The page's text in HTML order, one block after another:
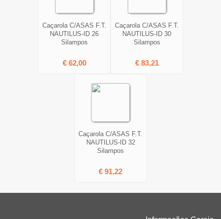
Caçarola C/ASAS F.T.
NAUTILUS-ID 26
Silampos
€ 62,00
Caçarola C/ASAS F.T.
NAUTILUS-ID 30
Silampos
€ 83,21
Caçarola C/ASAS F.T.
NAUTILUS-ID 32
Silampos
€ 91,22